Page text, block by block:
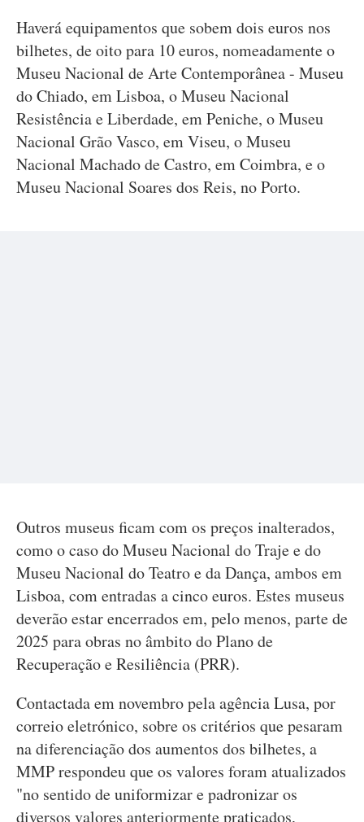
Haverá equipamentos que sobem dois euros nos
bilhetes, de oito para 10 euros, nomeadamente o
Museu Nacional de Arte Contemporânea - Museu
do Chiado, em Lisboa, o Museu Nacional
Resistência e Liberdade, em Peniche, o Museu
Nacional Grão Vasco, em Viseu, o Museu
Nacional Machado de Castro, em Coimbra, e o
Museu Nacional Soares dos Reis, no Porto.
Outros museus ficam com os preços inalterados,
como o caso do Museu Nacional do Traje e do
Museu Nacional do Teatro e da Dança, ambos em
Lisboa, com entradas a cinco euros. Estes museus
deverão estar encerrados em, pelo menos, parte de
2025 para obras no âmbito do Plano de
Recuperação e Resiliência (PRR).
Contactada em novembro pela agência Lusa, por
correio eletrónico, sobre os critérios que pesaram
na diferenciação dos aumentos dos bilhetes, a
MMP respondeu que os valores foram atualizados
"no sentido de uniformizar e padronizar os
diversos valores anteriormente praticados,